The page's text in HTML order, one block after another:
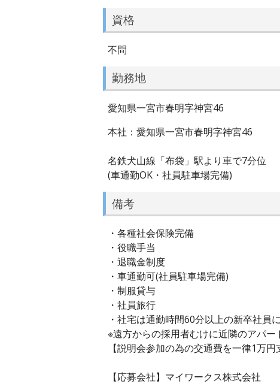
資格
不問
勤務地
愛知県一宮市春明字神宮46
本社：愛知県一宮市春明字神宮46
名鉄犬山線「布袋」駅より車で7分位
(車通勤OK・社員駐車場完備)
備考
・各種社会保険完備
・役職手当
・退職金制度
・車通勤可(社員駐車場完備)
・制服貸与
・社員旅行
・社宅は通勤時間60分以上の新卒社員
※遠方からの採用者むけに近隣のアパ
【説明会参加の為の交通費を一律1万円
【応募会社】マイワークス株式会社